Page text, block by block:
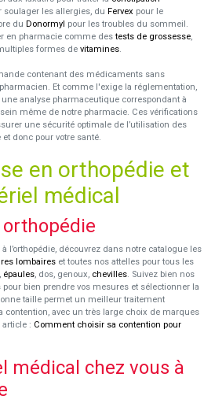
soulager les allergies, du Fervex pour le
du Donormyl pour les troubles du sommeil.
en pharmacie comme destests de grossesse,
formes de vitamines.
contenant des médicaments sans
Et comme l'exige la réglementation,
analyse pharmaceutique correspondant à
même de notre pharmacie. Ces vérifications
une sécurité optimale de l’utilisation des
donc pour votre santé.
en orthopédie et
médical
l’orthopédie, découvrez dans notre catalogue les
lombaires et toutes nos attelles pour tous les
, épaules, dos, genoux, chevilles. Suivez bien nos
bien prendre vos mesures et sélectionner la
taille permet un meilleur traitement
contention, avec un très large choix de marques
: Comment choisir sa contention pour
médical chez vous à